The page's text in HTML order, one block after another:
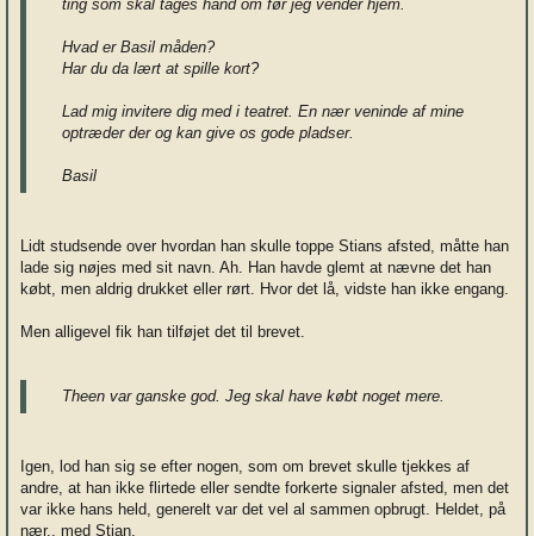
ting som skal tages hånd om før jeg vender hjem.
Hvad er Basil måden?
Har du da lært at spille kort?
Lad mig invitere dig med i teatret. En nær veninde af mine
optræder der og kan give os gode pladser.
Basil
Lidt studsende over hvordan han skulle toppe Stians afsted, måtte han
lade sig nøjes med sit navn. Ah. Han havde glemt at nævne det han
købt, men aldrig drukket eller rørt. Hvor det lå, vidste han ikke engang.
Men alligevel fik han tilføjet det til brevet.
Theen var ganske god. Jeg skal have købt noget mere.
Igen, lod han sig se efter nogen, som om brevet skulle tjekkes af
andre, at han ikke flirtede eller sendte forkerte signaler afsted, men det
var ikke hans held, generelt var det vel al sammen opbrugt. Heldet, på
nær.. med Stian.